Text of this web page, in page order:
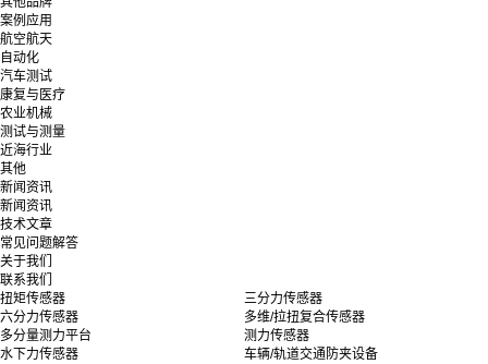
案例应用
航空航天
自动化
汽车测试
康复与医疗
农业机械
测试与测量
近海行业
其他
新闻资讯
新闻资讯
技术文章
常见问题解答
关于我们
联系我们
扭矩传感器
三分力传感器
六分力传感器
多维/拉扭复合传感器
多分量测力平台
测力传感器
水下力传感器
车辆/轨道交通防夹设备